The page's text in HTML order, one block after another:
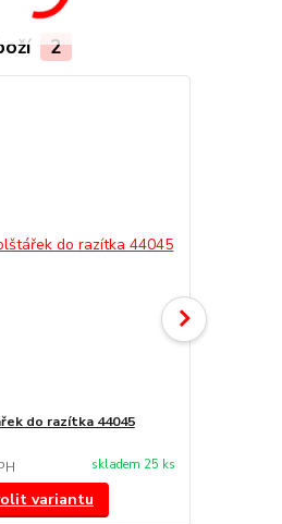
2
do razítka 44045
skladem 25 ks
variantu